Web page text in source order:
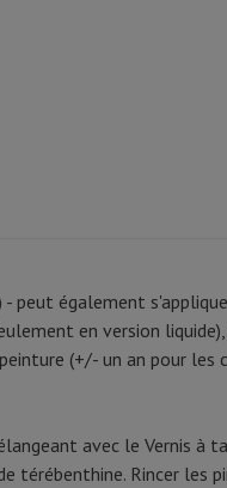
peut également
en version
(+/- un an pour les
avec le Vernis à
térébenthine. Rincer les